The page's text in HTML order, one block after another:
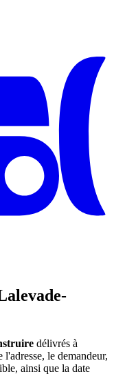
délivrés à
le demandeur,
ainsi que la date